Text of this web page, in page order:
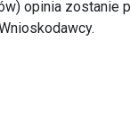
opinia